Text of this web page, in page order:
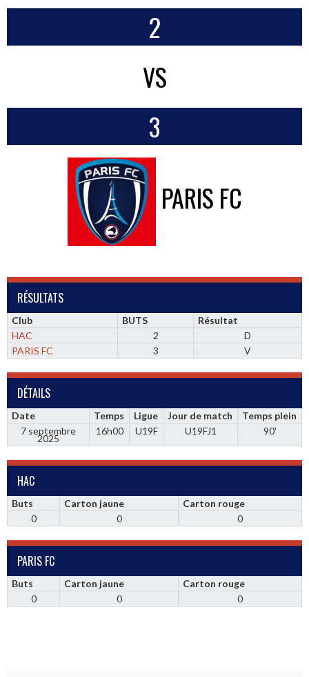
2
VS
3
PARIS FC
RÉSULTATS
Club BUTS
Résultat
HAC
2
D
PARIS FC
3 V
DÉTAILS
Date Temps Ligue Jour de match
Temps plein
7 septembre
2025
16h00 U19F U19FJ1 90'
HAC
Buts Carton jaune
Carton rouge
0
0 0
PARIS FC
Buts Carton jaune
Carton rouge
0
0 0